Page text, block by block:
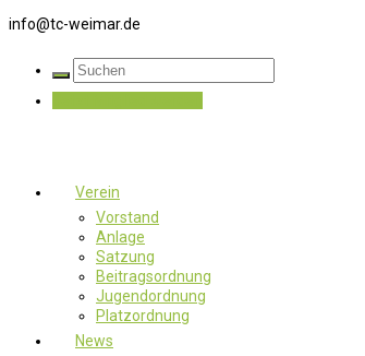
info@tc-weimar.de
Verein
Vorstand
Anlage
Satzung
Beitragsordnung
Jugendordnung
Platzordnung
News